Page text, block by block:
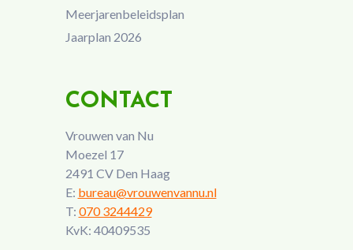
Meerjarenbeleidsplan
Jaarplan 2026
CONTACT
Vrouwen van Nu
Moezel 17
2491 CV Den Haag
E: bureau@vrouwenvannu.nl
T: 070 3244429
KvK: 40409535